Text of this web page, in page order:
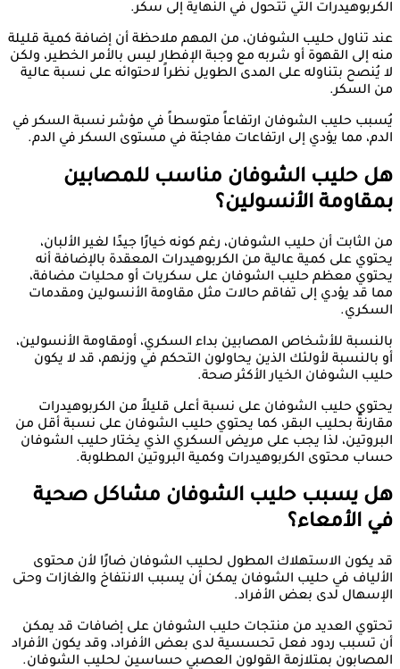
الكربوهيدرات التي تتحول في النهاية إلى سكر.
عند تناول حليب الشوفان، من المهم ملاحظة أن إضافة كمية قليلة
منه إلى القهوة أو شربه مع وجبة الإفطار ليس بالأمر الخطير، ولكن
لا يُنصح بتناوله على المدى الطويل نظراً لاحتوائه على نسبة عالية
من السكر.
يُسبب حليب الشوفان ارتفاعاً متوسطاً في مؤشر نسبة السكر في
الدم، مما يؤدي إلى ارتفاعات مفاجئة في مستوى السكر في الدم.
هل حليب الشوفان مناسب للمصابين
بمقاومة الأنسولين؟
من الثابت أن حليب الشوفان، رغم كونه خيارًا جيدًا لغير الألبان،
يحتوي على كمية عالية من الكربوهيدرات المعقدة بالإضافة أنه
يحتوي معظم حليب الشوفان على سكريات أو محليات مضافة،
مما قد يؤدي إلى تفاقم حالات مثل مقاومة الأنسولين ومقدمات
السكري.
بالنسبة للأشخاص المصابين بداء السكري، أومقاومة الأنسولين،
أو بالنسبة لأولئك الذين يحاولون التحكم في وزنهم، قد لا يكون
حليب الشوفان الخيار الأكثر صحة.
يحتوي حليب الشوفان على نسبة أعلى قليلاً من الكربوهيدرات
مقارنةً بحليب البقر، كما يحتوي حليب الشوفان على نسبة أقل من
البروتين، لذا يجب على مريض السكري الذي يختار حليب الشوفان
حساب محتوى الكربوهيدرات وكمية البروتين المطلوبة.
هل يسبب حليب الشوفان مشاكل صحية
في الأمعاء؟
قد يكون الاستهلاك المطول لحليب الشوفان ضارًا لأن محتوى
الألياف في حليب الشوفان يمكن أن يسبب الانتفاخ والغازات وحتى
الإسهال لدى بعض الأفراد.
تحتوي العديد من منتجات حليب الشوفان على إضافات قد يمكن
أن تسبب ردود فعل تحسسية لدى بعض الأفراد، وقد يكون الأفراد
المصابون بمتلازمة القولون العصبي حساسين لحليب الشوفان.